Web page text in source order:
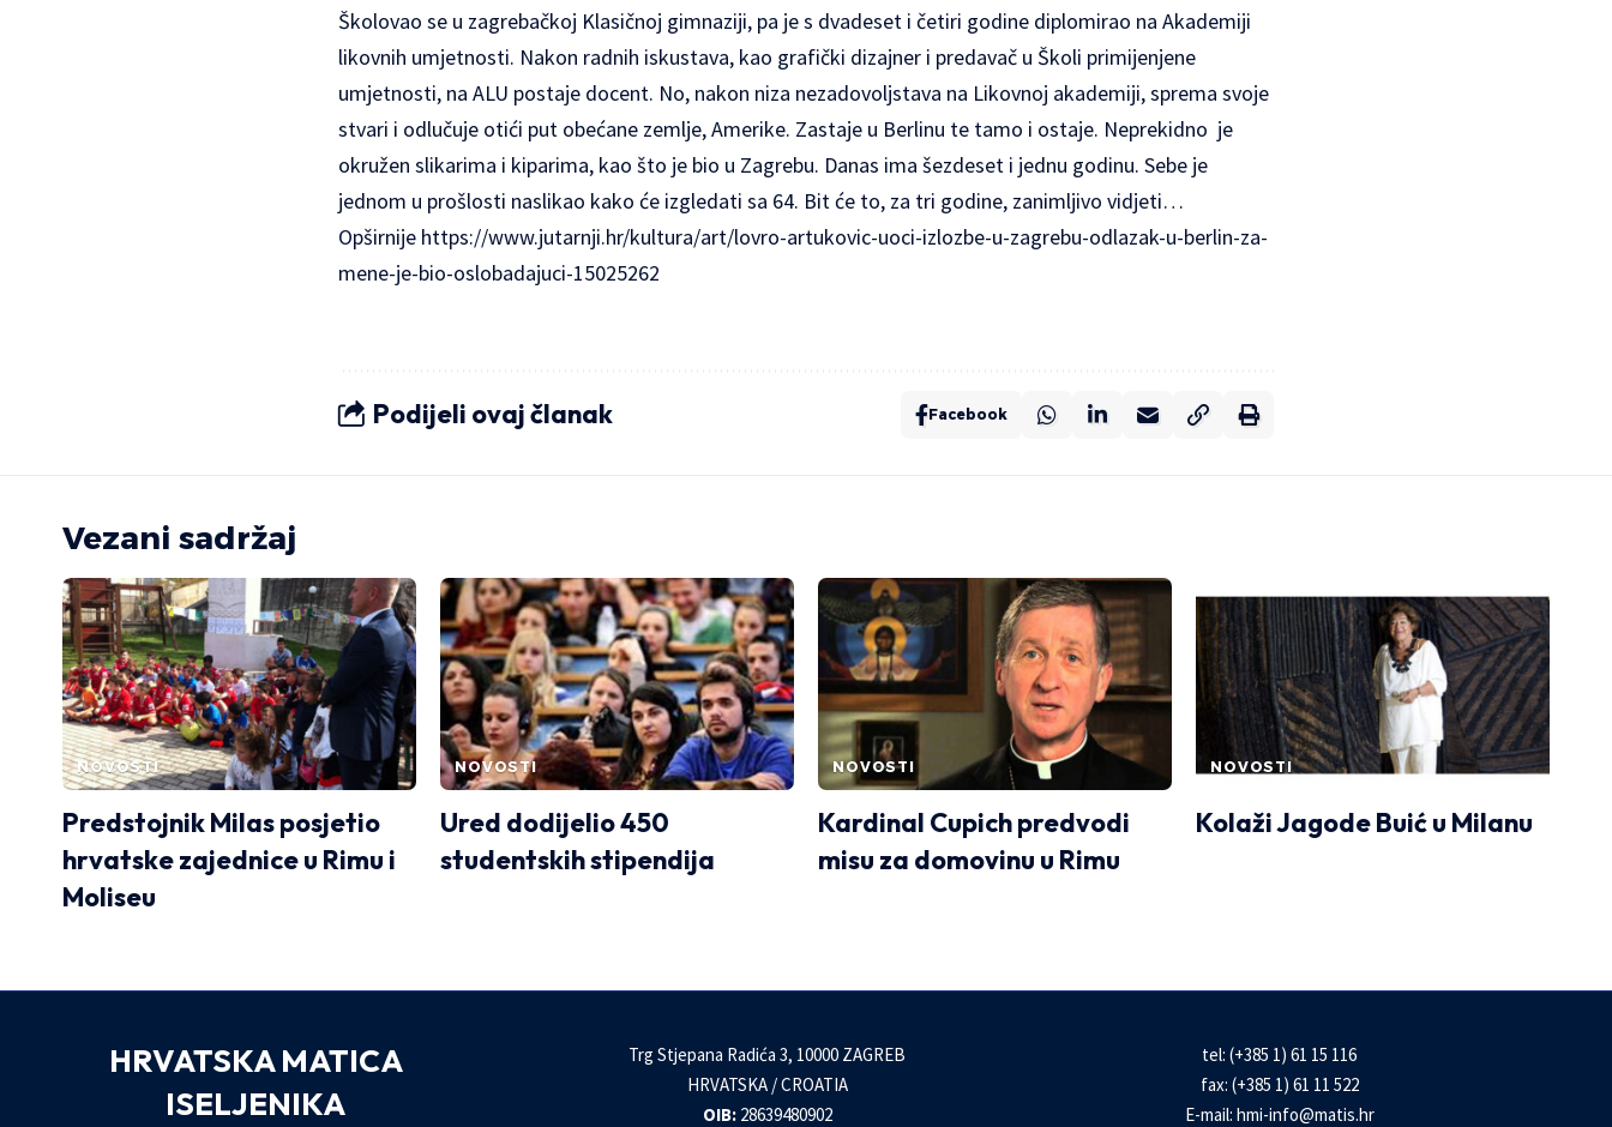
Školovao se u zagrebačkoj Klasičnoj gimnaziji, pa je s dvadeset i četiri godine diplomirao na Akademiji
likovnih umjetnosti. Nakon radnih iskustava, kao grafički dizajner i predavač u Školi primijenjene
umjetnosti, na ALU postaje docent. No, nakon niza nezadovoljstava na Likovnoj akademiji, sprema svoje
stvari i odlučuje otići put obećane zemlje, Amerike. Zastaje u Berlinu te tamo i ostaje. Neprekidno je
okružen slikarima i kiparima, kao što je bio u Zagrebu. Danas ima šezdeset i jednu godinu. Sebe je
jednom u prošlosti naslikao kako će izgledati sa 64. Bit će to, za tri godine, zanimljivo vidjeti…
Opširnije https://www.jutarnji.hr/kultura/art/lovro-artukovic-uoci-izlozbe-u-zagrebu-odlazak-u-berlin-za-
mene-je-bio-oslobadajuci-15025262
Podijeli ovaj članak Facebook
Vezani sadržaj
NOVOSTI
Predstojnik Milas posjetio
hrvatske zajednice u Rimu i
Moliseu
NOVOSTI
Ured dodijelio 450
studentskih stipendija
NOVOSTI
Kardinal Cupich predvodi
misu za domovinu u Rimu
NOVOSTI
Kolaži Jagode Buić u Milanu
HRVATSKA MATICA
ISELJENIKA
Trg Stjepana Radića 3, 10000 ZAGREB
HRVATSKA / CROATIA
OIB:28639480902
tel: (+385 1) 61 15 116
fax: (+385 1) 61 11 522
E-mail: hmi-info@matis.hr